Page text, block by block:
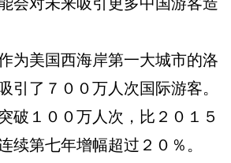
美国西海岸第一大城市的洛
引了７００万人次国际游客。
破１００万人次，比２０１５
续第七年增幅超过２０％。